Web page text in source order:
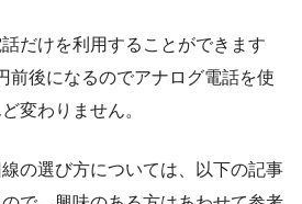
だけを利用することができます
前後になるのでアナログ電話を使
変わりません。
の選び方については、以下の記事